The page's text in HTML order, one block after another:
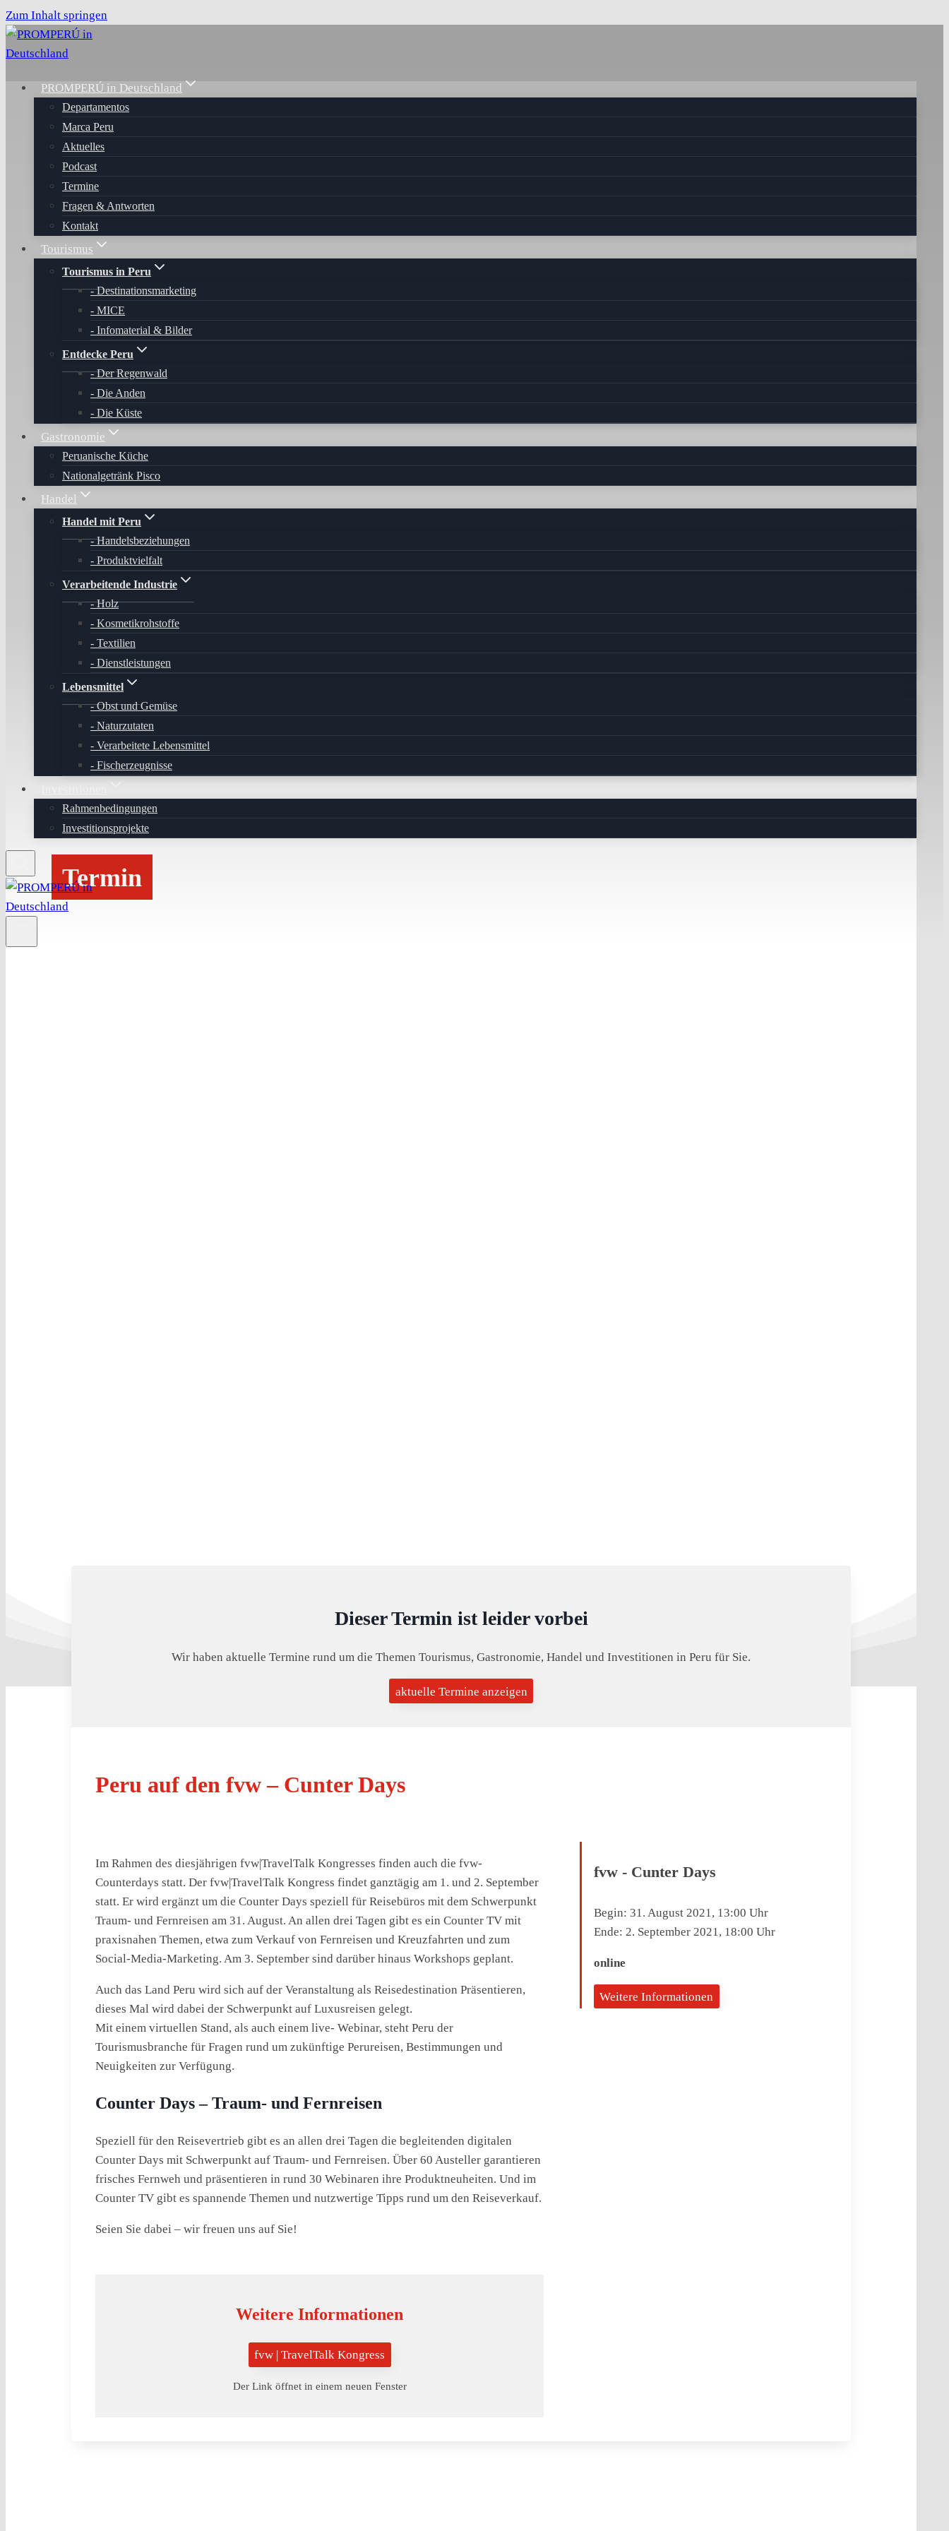
Zum Inhalt springen
PROMPERÚ in Deutschland
Departamentos
Marca Peru
Aktuelles
Podcast
Termine
Fragen & Antworten
Kontakt
Tourismus
Tourismus in Peru
Destinationsmarketing
MICE
Infomaterial & Bilder
Entdecke Peru
Der Regenwald
Die Anden
Die Küste
Gastronomie
Peruanische Küche
Nationalgetränk Pisco
Handel
Handel mit Peru
Handelsbeziehungen
Produktvielfalt
Verarbeitende Industrie
Holz
Kosmetikrohstoffe
Textilien
Dienstleistungen
Lebensmittel
Obst und Gemüse
Naturzutaten
Verarbeitete Lebensmittel
Fischerzeugnisse
Rahmenbedingungen
Investitionsprojekte
Termin
Peru auf den fvw – Cunter Days
Im Rahmen des diesjährigen fvw|TravelTalk Kongresses finden auch die fvw-
Counterdays statt. Der fvw|TravelTalk Kongress findet ganztägig am 1. und 2. September
statt. Er wird ergänzt um die Counter Days speziell für Reisebüros mit dem Schwerpunkt
Traum- und Fernreisen am 31. August. An allen drei Tagen gibt es ein Counter TV mit
praxisnahen Themen, etwa zum Verkauf von Fernreisen und Kreuzfahrten und zum
Social-Media-Marketing. Am 3. September sind darüber hinaus Workshops geplant.
Auch das Land Peru wird sich auf der Veranstaltung als Reisedestination Präsentieren,
dieses Mal wird dabei der Schwerpunkt auf Luxusreisen gelegt.
Mit einem virtuellen Stand, als auch einem live- Webinar, steht Peru der
Tourismusbranche für Fragen rund um zukünftige Perureisen, Bestimmungen und
Neuigkeiten zur Verfügung.
Counter Days – Traum- und Fernreisen
Speziell für den Reisevertrieb gibt es an allen drei Tagen die begleitenden digitalen
Counter Days mit Schwerpunkt auf Traum- und Fernreisen. Über 60 Austeller garantieren
frisches Fernweh und präsentieren in rund 30 Webinaren ihre Produktneuheiten. Und im
Counter TV gibt es spannende Themen und nutzwertige Tipps rund um den Reiseverkauf.
Seien Sie dabei – wir freuen uns auf Sie!
Weitere Informationen
fvw | TravelTalk Kongress
Der Link öffnet in einem neuen Fenster
fvw - Cunter Days
Begin: 31. August 2021, 13:00 Uhr
Ende: 2. September 2021, 18:00 Uhr
online
Weitere Informationen
Dieser Termin ist leider vorbei
Wir haben aktuelle Termine rund um die Themen Tourismus, Gastronomie, Handel und Investitionen in Peru für Sie.
aktuelle Termine anzeigen